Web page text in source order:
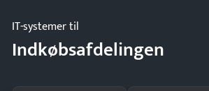
IT-systemer til
Indkøbsafdelingen